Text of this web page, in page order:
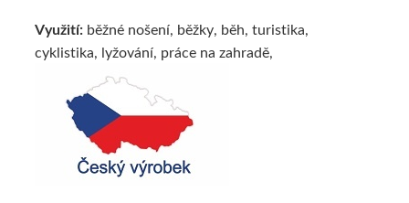
Využití: běžné nošení, běžky, běh, turistika,
cyklistika, lyžování, práce na zahradě,